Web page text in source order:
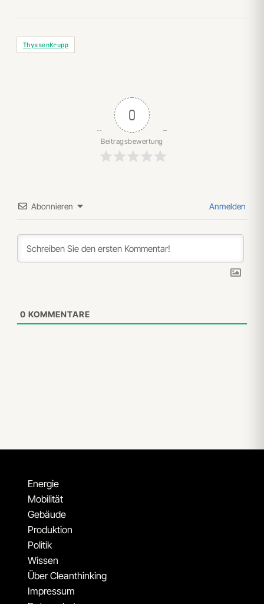
ThyssenKrupp
0
Beitragsbewertung
Abonnieren Anmelden
0 KOMMENTARE
Energie
Mobilität
Gebäude
Produktion
Politik
Wissen
Über Cleanthinking
Impressum